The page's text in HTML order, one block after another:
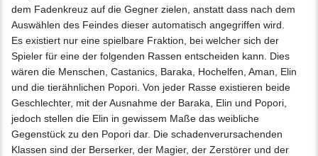
dem Fadenkreuz auf die Gegner zielen, anstatt dass nach dem
Auswählen des Feindes dieser automatisch angegriffen wird.
Es existiert nur eine spielbare Fraktion, bei welcher sich der
Spieler für eine der folgenden Rassen entscheiden kann. Dies
wären die Menschen, Castanics, Baraka, Hochelfen, Aman, Elin
und die tierähnlichen Popori. Von jeder Rasse existieren beide
Geschlechter, mit der Ausnahme der Baraka, Elin und Popori,
jedoch stellen die Elin in gewissem Maße das weibliche
Gegenstück zu den Popori dar. Die schadenverursachenden
Klassen sind der Berserker, der Magier, der Zerstörer und der